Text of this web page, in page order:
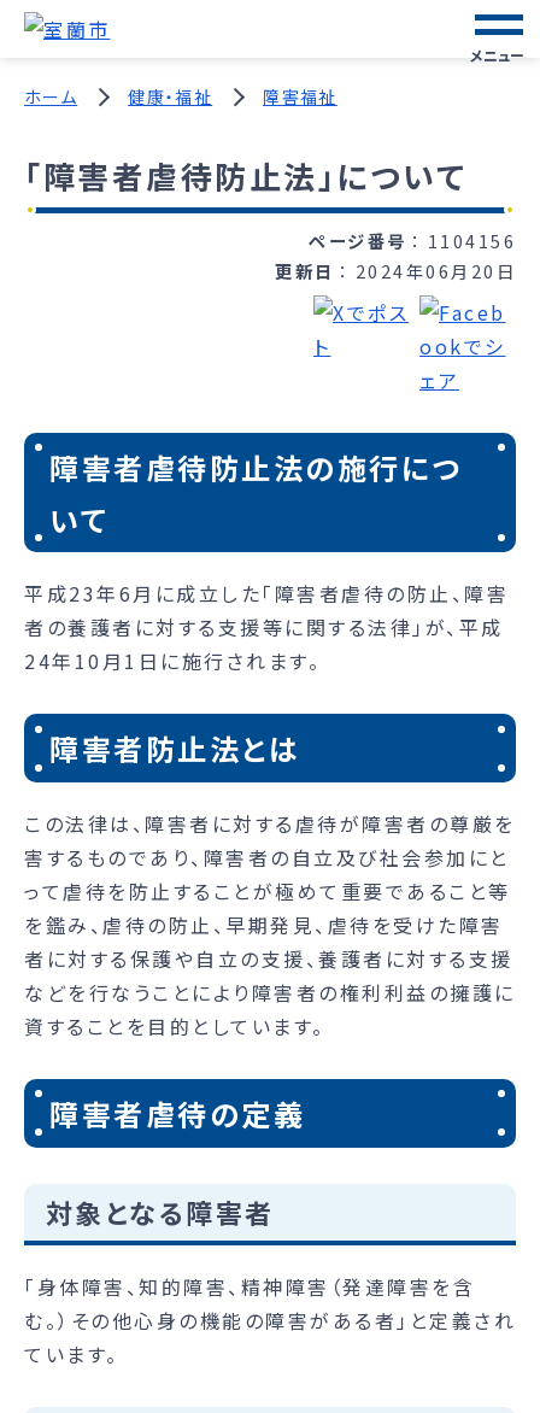
メニュー
ホーム 健康・福祉 障害福祉
「障害者虐待防止法」について
ページ番号
1104156
更新日
2024年06月20日
障害者虐待防止法の施行につ
いて
平成23年6月に成立した「障害者虐待の防止、障害
者の養護者に対する支援等に関する法律」が、平成
24年10月1日に施行されます。
障害者防止法とは
この法律は、障害者に対する虐待が障害者の尊厳を
害するものであり、障害者の自立及び社会参加にと
って虐待を防止することが極めて重要であること等
を鑑み、虐待の防止、早期発見、虐待を受けた障害
者に対する保護や自立の支援、養護者に対する支援
などを行なうことにより障害者の権利利益の擁護に
資することを目的としています。
障害者虐待の定義
対象となる障害者
「身体障害、知的障害、精神障害（発達障害を含
む。）その他心身の機能の障害がある者」と定義され
ています。